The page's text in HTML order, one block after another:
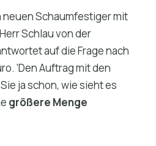
neuen Schaumfestiger mit
Schlau von der
auf die Frage nach
‘Den Auftrag mit den
ja schon, wie sieht es
größere Menge